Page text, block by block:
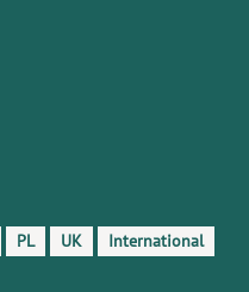
PL UK International